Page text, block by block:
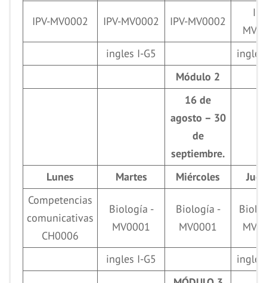
IPV-MV0002 IPV-MV0002 IPV-MV0002
ingles I-G5
ingles
Módulo 2
16 de
agosto – 30
de
septiembre.
Lunes
Martes Miércoles
Competencias
comunicativas
CH0006
Biología -
MV0001
Biología -
MV0001
ingles I-G5
ingles